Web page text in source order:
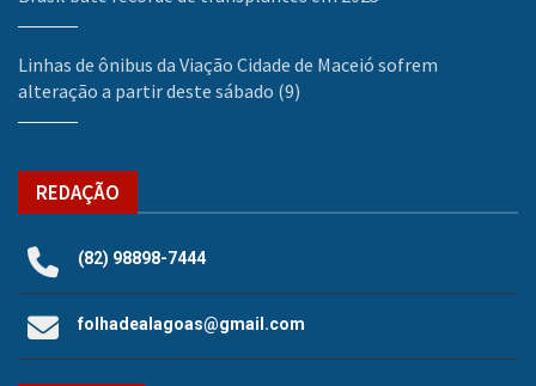
Linhas de ônibus da Viação Cidade de Maceió sofrem
alteração a partir deste sábado (9)
REDAÇÃO
(82) 98898-7444
folhadealagoas@gmail.com